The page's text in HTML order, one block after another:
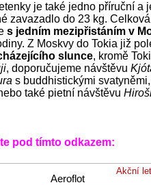
je také jedno příruční a
zavazadlo do 23 kg.
s jedním mezipřistáním v
Z Moskvy do Tokia již
slunce, kromě
, doporučujeme návštěvu
s buddhistickými svatyněmi,
také pietní návštěvu
pod tímto odkazem:
Akční
Aeroflot